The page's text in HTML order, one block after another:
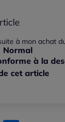
à mon achat
Normal
à la
cet article